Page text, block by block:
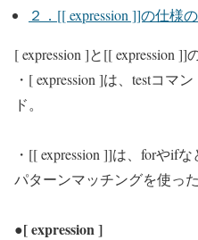
２．[[ expression ]]の仕様
[ expression ]と[[ expression ]]
・[ expression ]は、testコマ
ド。
・[[ expression ]]は、forやif
パターンマッチングを使っ
●[ expression ]